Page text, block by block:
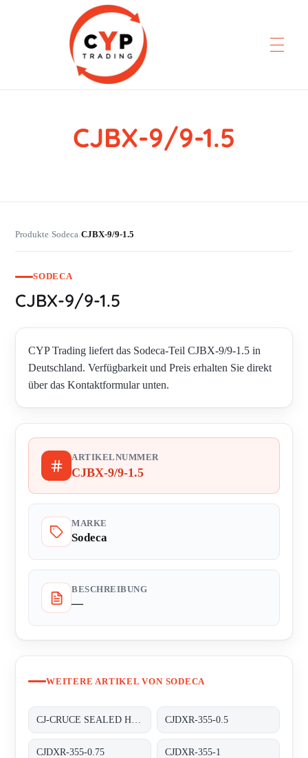
CYP Trading
Professionelle Ersatzteilbeschaffung
CJBX-9/9-1.5
Produkte›Sodeca›CJBX-9/9-1.5
SODECA
CJBX-9/9-1.5
CYP Trading liefert das Sodeca-Teil CJBX-9/9-1.5 in
Deutschland. Verfügbarkeit und Preis erhalten Sie direkt
über das Kontaktformular unten.
ARTIKELNUMMER
CJBX-9/9-1.5
MARKE
Sodeca
BESCHREIBUNG
—
WEITERE ARTIKEL VON SODECA
CJDXR-355-0.5
CJDXR-355-0.75 CJDXR-355-1